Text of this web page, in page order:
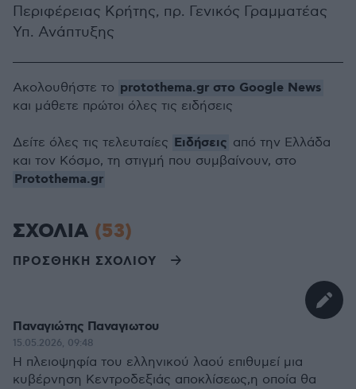
Περιφέρειας Κρήτης, πρ. Γενικός Γραμματέας
Υπ. Ανάπτυξης
Ακολουθήστε το protothema.gr στο Google News
και μάθετε πρώτοι όλες τις ειδήσεις
Δείτε όλες τις τελευταίες Ειδήσεις από την Ελλάδα
και τον Κόσμο, τη στιγμή που συμβαίνουν, στο
Protothema.gr
ΣΧΟΛΙΑ (53)
ΠΡΟΣΘΗΚΗ ΣΧΟΛΙΟΥ
Παναγιώτης Παναγιωτου
15.05.2026, 09:48
Η πλειοψηφία του ελληνικού λαού επιθυμεί μια
κυβέρνηση Κεντροδεξιάς αποκλίσεως,η οποία θα